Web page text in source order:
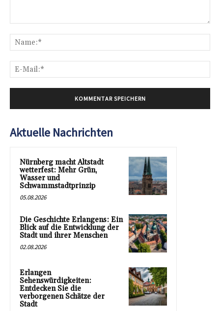
Aktuelle Nachrichten
Nürnberg macht Altstadt
wetterfest: Mehr Grün,
Wasser und
Schwammstadtprinzip
05.08.2026
Die Geschichte Erlangens: Ein
Blick auf die Entwicklung der
Stadt und ihrer Menschen
02.08.2026
Erlangen
Sehenswürdigkeiten:
Entdecken Sie die
verborgenen Schätze der
Stadt